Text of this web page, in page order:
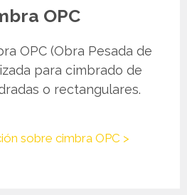
OPC
OPC (Obra Pesada de
para cimbrado de
o rectangulares.
sobre cimbra OPC >